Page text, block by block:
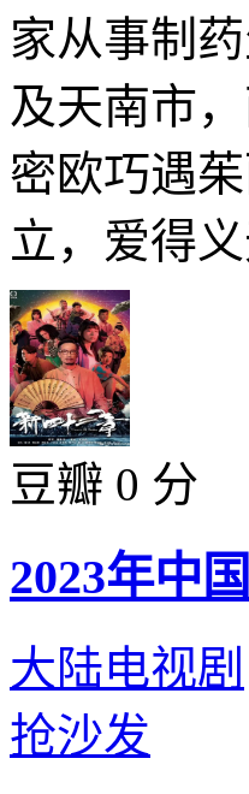
家从事制
及天南市
密欧巧遇
立，爱得
豆瓣 0 分
2023年中
大陆电视剧
抢沙发